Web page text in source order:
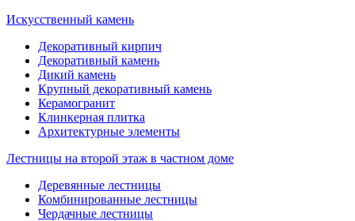
Искусственный камень
Декоративный кирпич
Декоративный камень
Дикий камень
Крупный декоративный камень
Керамогранит
Клинкерная плитка
Архитектурные элементы
Лестницы на второй этаж в частном доме
Деревянные лестницы
Комбинированные лестницы
Чердачные лестницы